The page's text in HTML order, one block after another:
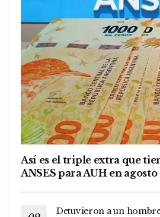
Así es el triple extra que
ANSES para AUH en
Detuvieron a un